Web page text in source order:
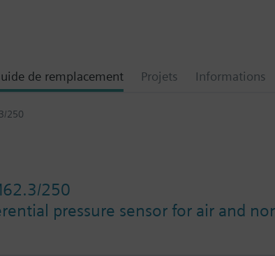
de remplacement Projets Informations
250
250
pressure sensor for air and